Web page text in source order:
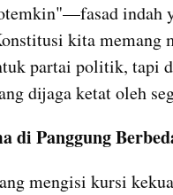
indah
kita memang
partai politik, tapi
dijaga ketat oleh
Panggung
mengisi kursi